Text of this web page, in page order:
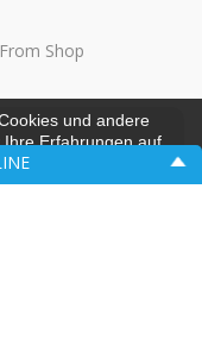
und andere
Erfahrungen auf
können.
Shop